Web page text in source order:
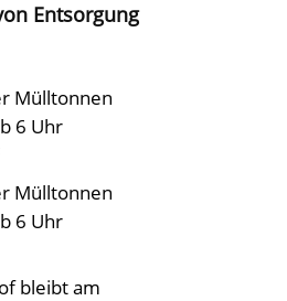
Entsorgung
Mülltonnen
6 Uhr
Mülltonnen
6 Uhr
bleibt am